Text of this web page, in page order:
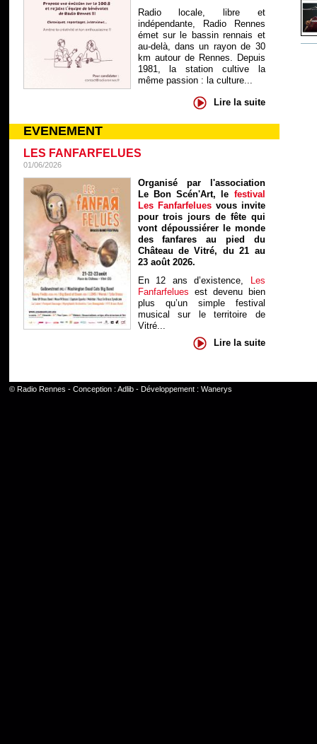
Radio locale, libre et
indépendante, Radio Rennes
émet sur le bassin rennais et
au-delà, dans un rayon de 30
km autour de Rennes. Depuis
1981, la station cultive la
même passion : la culture...
Lire la suite
EVENEMENT
LES FANFARFELUES
01/06/2026
Organisé par l'association
Le Bon Scén'Art, le festival
Les Fanfarfelues vous invite
pour trois jours de fête qui
vont dépoussiérer le monde
des fanfares au pied du
Château de Vitré, du 21 au
23 août 2026.
En 12 ans d’existence, Les
Fanfarfelues est devenu bien
plus qu’un simple festival
musical sur le territoire de
Vitré...
Lire la suite
© Radio Rennes - Conception : Adlib- Développement : Wanerys